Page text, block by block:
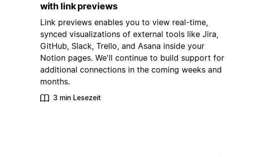
with link previews
Link previews enables you to view real-time,
synced visualizations of external tools like Jira,
GitHub, Slack, Trello, and Asana inside your
Notion pages. We'll continue to build support for
additional connections in the coming weeks and
months.
3 min Lesezeit